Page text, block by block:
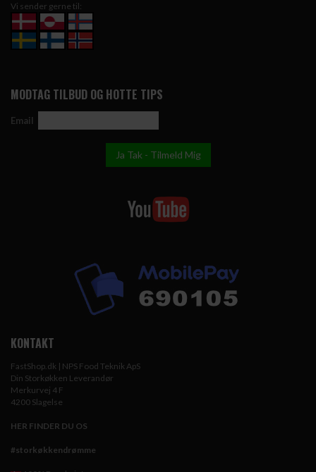
Vi sender gerne til:
MODTAG TILBUD OG HOTTE TIPS
Email
KONTAKT
FastShop.dk | NPS Food Teknik ApS
Din Storkøkken Leverandør
Merkurvej 4 F
4200 Slagelse
HER FINDER DU OS
#storkøkkendrømme